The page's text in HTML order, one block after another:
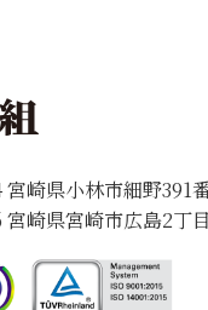
崎県小林市細野391
崎県宮崎市広島2丁